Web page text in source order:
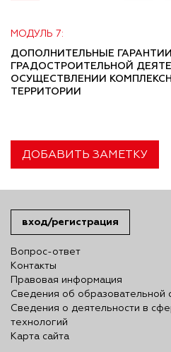
МОДУЛЬ 7:
ДОПОЛНИТЕЛЬНЫЕ
ГРАДОСТРОИТЕЛЬНОЙ
ОСУЩЕСТВЛЕНИИ
ТЕРРИТОРИИ
ДОБАВИТЬ ЗАМЕТКУ
вход/регистрация
Вопрос-ответ
Контакты
Правовая информация
Сведения об образовательной
Сведения о деятельности в
технологий
Карта сайта